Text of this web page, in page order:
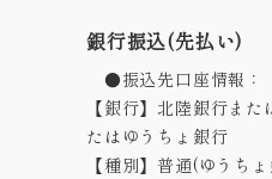
銀行振込(先払い)
●振込先口座情報：
【銀行】北陸銀行また
たはゆうちょ銀行
【種別】普通(ゆうち